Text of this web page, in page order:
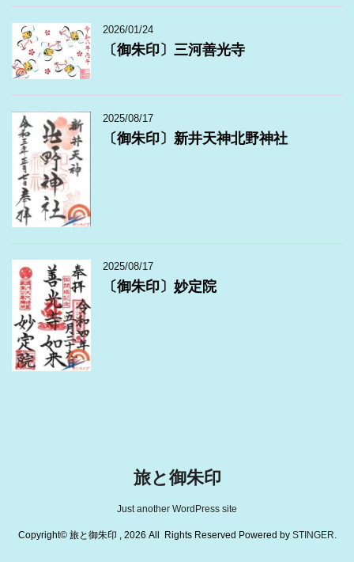
2026/01/24
〔御朱印〕三河善光寺
2025/08/17
〔御朱印〕新井天神北野神社
2025/08/17
〔御朱印〕妙定院
旅と御朱印
Just another WordPress site
Copyright© 旅と御朱印 , 2026 All Rights Reserved Powered by STINGER.